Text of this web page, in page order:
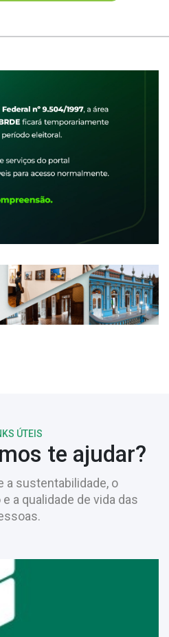
ÚTEIS
te ajudar?
a sustentabilidade, o
a qualidade de vida das